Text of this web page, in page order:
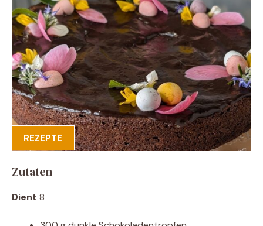
REZEPTE
Zutaten
Dient 8